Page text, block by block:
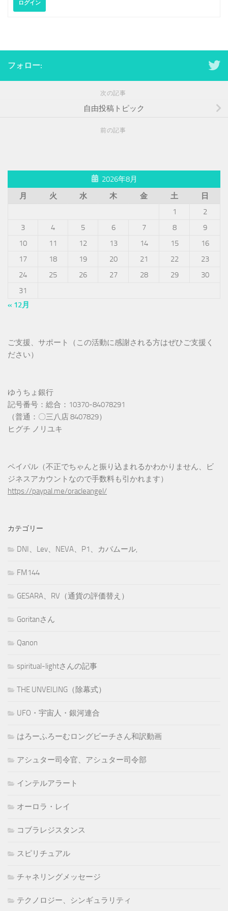
ログイン
フォロー:
次の記事
自由投稿トピック
前の記事
2026年8月
月
火 水 木 金 土
日
1
2
3
4 5 6 7 8
9
10
11 12 13 14 15
16
17
18 19 20 21 22
23
24
25 26 27 28 29
30
31
« 12月
ご支援、サポート（この活動に感謝される方はぜひご支援く
ださい）
ゆうちょ銀行
記号番号：総合：10370-84078291
（普通：〇三八店 8407829）
ヒグチ ノリユキ
ペイパル（不正でちゃんと振り込まれるかわかりません、ビ
ジネスアカウントなので手数料も引かれます）
https://paypal.me/oracleangel/
カテゴリー
DNI、Lev、NEVA、P1、カバムール,
FM144
GESARA、RV（通貨の評価替え）
Goritanさん
Qanon
spiritual-lightさんの記事
THE UNVEILING（除幕式）
UFO・宇宙人・銀河連合
はろーふろーむロングビーチさん和訳動画
アシュター司令官、アシュター司令部
インテルアラート
オーロラ・レイ
コブラレジスタンス
スピリチュアル
チャネリングメッセージ
テクノロジー、シンギュラリティ